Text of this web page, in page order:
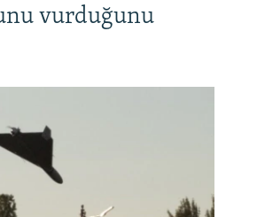
vurduğunu